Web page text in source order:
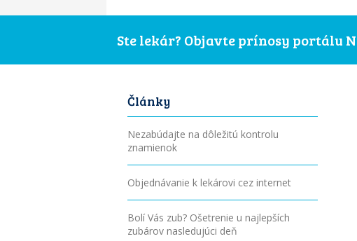
Ste lekár? Objavte prínosy portálu
Články
Nezabúdajte na dôležitú kontrolu
znamienok
Objednávanie k lekárovi cez internet
Bolí Vás zub? Ošetrenie u najlepších
zubárov nasledujúci deň